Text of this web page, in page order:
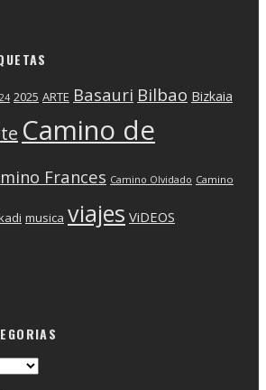
2025 ARTE Basauri Bilbao Bizkaia
Camino de
Frances Camino Olvidado Camino
musica viajes ViDEOS